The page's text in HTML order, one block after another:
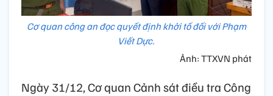
Cơ quan công an đọc quyết định khởi tố đối với Phạm
Viết Dực.
Ảnh: TTXVN phát
Ngày 31/12, Cơ quan Cảnh sát điều tra Công